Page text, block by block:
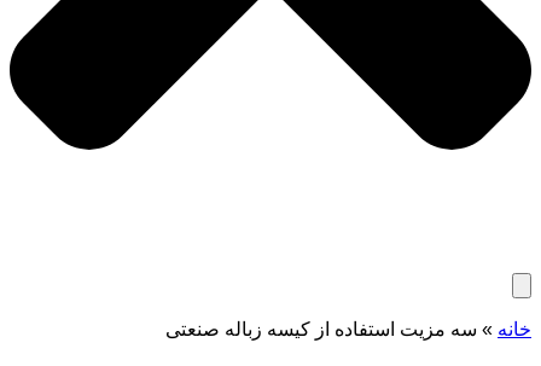
خانه » سه مزیت استفاده از کیسه زباله صنعتی